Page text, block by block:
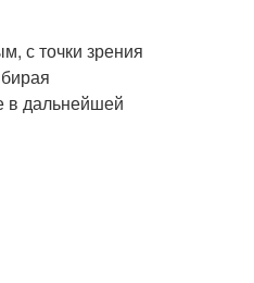
с точки зрения
в дальнейшей